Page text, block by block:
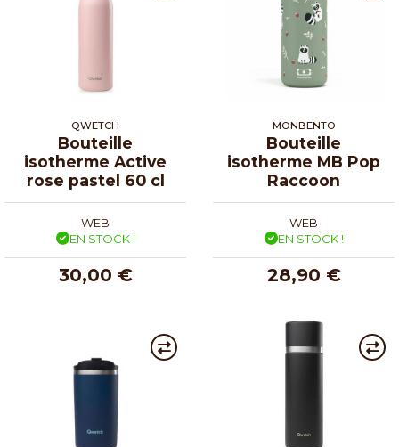
QWETCH
Bouteille
isotherme Active
rose pastel 60 cl
WEB
EN STOCK !
30,00 €
MONBENTO
Bouteille
isotherme MB Pop
Raccoon
WEB
EN STOCK !
28,90 €